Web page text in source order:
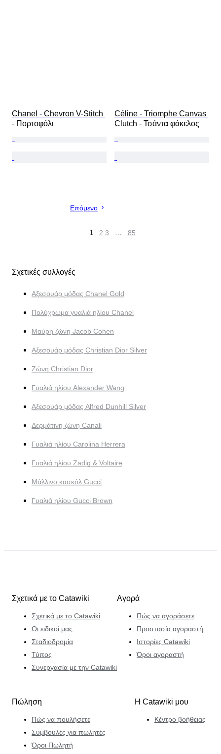
Chanel - Chevron V-Stitch
- Πορτοφόλι
Céline - Triomphe Canvas
Clutch - Τσάντα φάκελος
Επόμενο
1 2 3 … 85
Σχετικές συλλογές
Αξεσουάρ μόδας Chanel Gold
Πολύχρωμα γυαλιά ηλίου Chanel
Μαύρη ζώνη Jacob Cohen
Αξεσουάρ μόδας Christian Dior Silver
Ζώνη Christian Dior
Γυαλιά ηλίου Alexander Wang
Αξεσουάρ μόδας Alfred Dunhill Silver
Δερμάτινη ζώνη Canali
Γυαλιά ηλίου Carolina Herrera
Γυαλιά ηλίου Zadig & Voltaire
Μάλλινο κασκόλ Gucci
Γυαλιά ηλίου Gucci Brown
Σχετικά με το Catawiki
Σχετικά με το Catawiki
Οι ειδικοί μας
Σταδιοδρομία
Τύπος
Συνεργασία με την Catawiki
Αγορά
Πώς να αγοράσετε
Προστασία αγοραστή
Ιστορίες Catawiki
Όροι αγοραστή
Πώληση
Πώς να πουλήσετε
Συμβουλές για πωλητές
Όροι Πωλητή
Η Catawiki μου
Κέντρο βοήθειας